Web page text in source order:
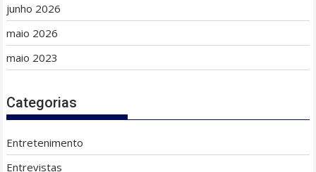
junho 2026
maio 2026
maio 2023
Categorias
Entretenimento
Entrevistas